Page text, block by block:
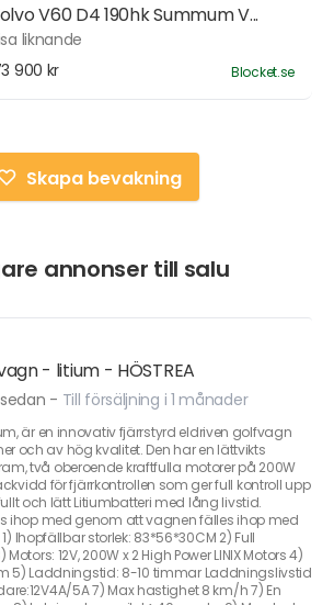
V60 D4 190hk Summum V...
liknande
900 kr
Blocket.se
Skapa bevakning
annonser till salu
- litium - HÖSTREA
- Till försäljning i 1 månader
är en innovativ fjärrstyrd eldriven golfvagn
och av hög kvalitet. Den har en lättvikts
två oberoende kraftfulla motorer på 200W
för fjärrkontrollen som ger full kontroll upp
och lätt Litiumbatteri med lång livstid.
ihop med genom att vagnen fälles ihop med
Ihopfällbar storlek: 83*56*30CM 2) Full
Motors: 12V, 200W x 2 High Power LINIX Motors 4)
5) Laddningstid: 8-10 timmar Laddningslivstid
5A 7) Max hastighet 8 km/h 7) En